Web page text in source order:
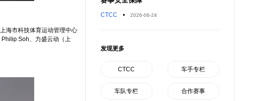
海市科技体育运动管理中心
Soh、力盛云动（上
CTCC • 2026-06-24
发现更多
CTCC 车手专栏
车队专栏 合作赛事